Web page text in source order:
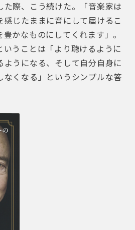
た際、こう続けた。「音楽家は
感じたままに音にして届けるこ
かなものにしてくれます」。
いうことは「より聴けるように
ようになる、そして自分自身に
なくなる」というシンプルな答